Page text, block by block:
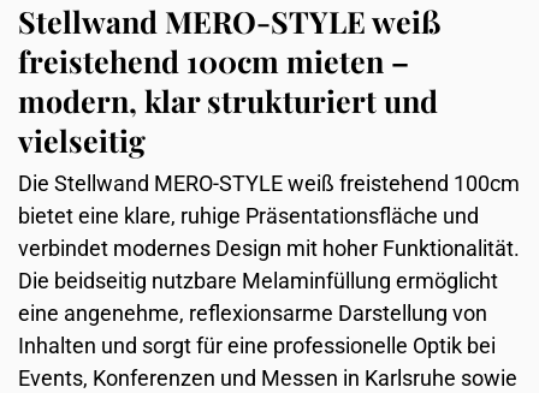
Stellwand MERO-STYLE weiß
freistehend 100cm mieten –
modern, klar strukturiert und
vielseitig
Die Stellwand MERO-STYLE weiß freistehend 100cm
bietet eine klare, ruhige Präsentationsfläche und
verbindet modernes Design mit hoher Funktionalität.
Die beidseitig nutzbare Melaminfüllung ermöglicht
eine angenehme, reflexionsarme Darstellung von
Inhalten und sorgt für eine professionelle Optik bei
Events, Konferenzen und Messen in Karlsruhe sowie